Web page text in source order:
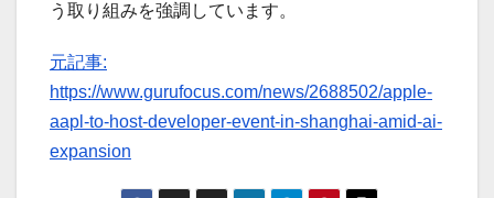
う取り組みを強調しています。
元記事:
https://www.gurufocus.com/news/2688502/apple-
aapl-to-host-developer-event-in-shanghai-amid-ai-
expansion